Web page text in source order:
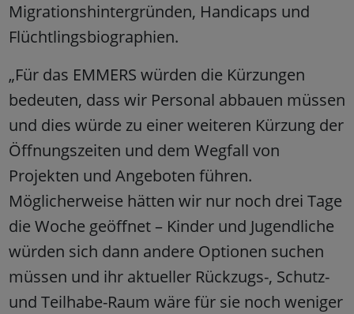
Migrationshintergründen, Handicaps und
Flüchtlingsbiographien.
„Für das EMMERS würden die Kürzungen
bedeuten, dass wir Personal abbauen müssen
und dies würde zu einer weiteren Kürzung der
Öffnungszeiten und dem Wegfall von
Projekten und Angeboten führen.
Möglicherweise hätten wir nur noch drei Tage
die Woche geöffnet – Kinder und Jugendliche
würden sich dann andere Optionen suchen
müssen und ihr aktueller Rückzugs-, Schutz-
und Teilhabe-Raum wäre für sie noch weniger